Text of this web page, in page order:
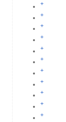
+
+
+
+
+
+
+
+
+
+
+